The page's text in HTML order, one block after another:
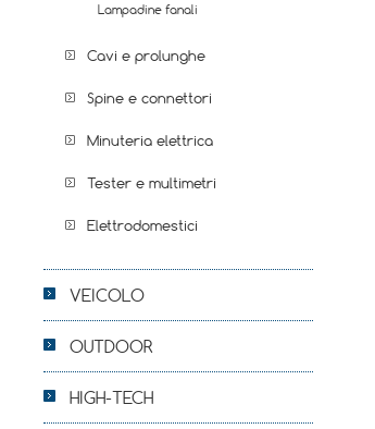
Lampadine fanali
Cavi e prolunghe
Spine e connettori
Minuteria elettrica
Tester e multimetri
Elettrodomestici
VEICOLO
OUTDOOR
HIGH-TECH